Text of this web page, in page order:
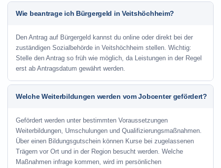
Wie beantrage ich Bürgergeld in Veitshöchheim?
Den Antrag auf Bürgergeld kannst du online oder direkt bei der
zuständigen Sozialbehörde in Veitshöchheim stellen. Wichtig:
Stelle den Antrag so früh wie möglich, da Leistungen in der Regel
erst ab Antragsdatum gewährt werden.
Welche Weiterbildungen werden vom Jobcenter gefördert?
Gefördert werden unter bestimmten Voraussetzungen
Weiterbildungen, Umschulungen und Qualifizierungsmaßnahmen.
Über einen Bildungsgutschein können Kurse bei zugelassenen
Trägern vor Ort und in der Region besucht werden. Welche
Maßnahmen infrage kommen, wird im persönlichen